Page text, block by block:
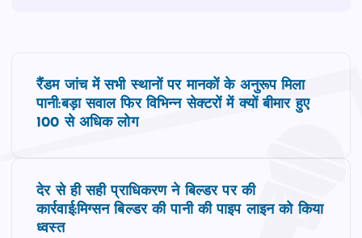
रैंडम जांच में सभी स्‍थानों पर मानकों के अनुरूप मिला
पानी:बड़ा सवाल फिर विभिन्‍न सेक्‍टरों में क्‍यों बीमार हुए
100 से अधिक लोग
देर से ही सही प्राधिकरण ने बिल्‍डर पर की
कार्रवाई:मिग्‍सन बिल्‍डर की पानी की पाइप लाइन को किया
ध्‍वस्‍त